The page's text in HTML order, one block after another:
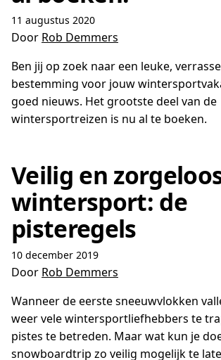
11 augustus 2020
Door Rob Demmers
Ben jij op zoek naar een leuke,
bestemming voor jouw
goed nieuws. Het grootste deel van de
wintersportreizen is nu al te boeken.
Veilig en
wintersport: de
pisteregels
10 december 2019
Door Rob Demmers
Wanneer de eerste sneeuwvlokken
weer vele wintersportliefhebbers te
pistes te betreden. Maar wat kun je
snowboardtrip zo veilig mogelijk te